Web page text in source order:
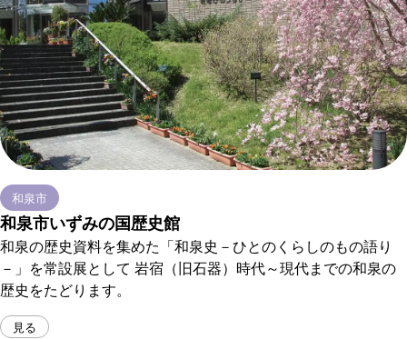
和泉市
和泉市いずみの国歴史館
和泉の歴史資料を集めた「和泉史－ひとのくらしのもの語り
－」を常設展として 岩宿（旧石器）時代～現代までの和泉の
歴史をたどります。
見る